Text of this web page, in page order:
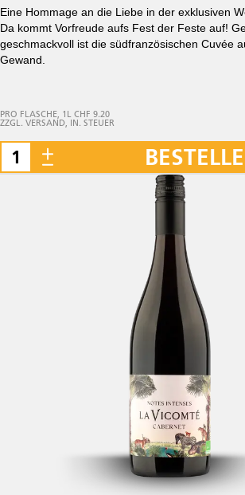
Eine Hommage an die Liebe in der exklusiven
Da kommt Vorfreude aufs Fest der Feste auf!
geschmackvoll ist die südfranzösischen Cuvée
Gewand.
PRO FLASCHE, 1L CHF 9.20
ZZGL. VERSAND, IN. STEUER